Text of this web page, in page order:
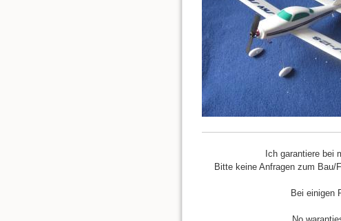
Ich garantiere bei
Bitte keine Anfragen zum Bau/
Bei einigen